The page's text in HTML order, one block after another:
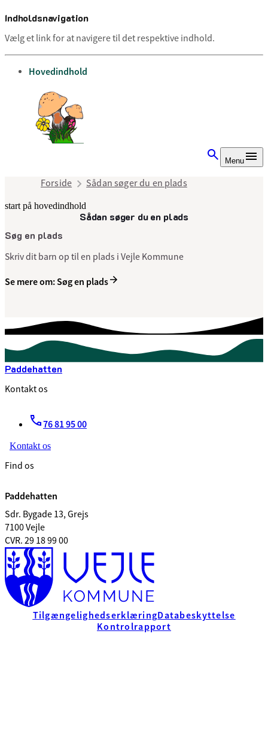
Indholdsnavigation
Vælg et link for at navigere til det respektive indhold.
gå til
Hovedindhold
Menu
Forside Sådan søger du en plads
start på hovedindhold
Sådan søger du en plads
senest opdateret 9. juli 2025
Søg en plads
Skriv dit barn op til en plads i Vejle Kommune
Se mere om: Søg en plads
Paddehatten
Kontakt os
76 81 95 00
Kontakt os
Find os
Paddehatten
Sdr. Bygade 13, Grejs
7100 Vejle
CVR. 29 18 99 00
TilgængelighedserklæringDatabeskyttelse
Kontrolrapport